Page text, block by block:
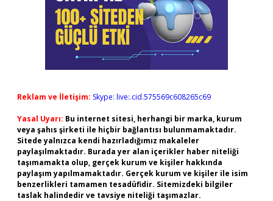
Reklam ve İletişim: Skype: live:.cid.575569c608265c69
Yasal Uyarı: Bu internet sitesi, herhangi bir marka, kurum
veya şahıs şirketi ile hiçbir bağlantısı bulunmamaktadır.
Sitede yalnızca kendi hazırladığımız makaleler
paylaşılmaktadır. Burada yer alan içerikler haber niteliği
taşımamakta olup, gerçek kurum ve kişiler hakkında
paylaşım yapılmamaktadır. Gerçek kurum ve kişiler ile isim
benzerlikleri tamamen tesadüfidir. Sitemizdeki bilgiler
taslak halindedir ve tavsiye niteliği taşımazlar.